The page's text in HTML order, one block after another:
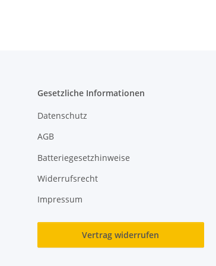
Gesetzliche Informationen
Datenschutz
AGB
Batteriegesetzhinweise
Widerrufsrecht
Impressum
Vertrag widerrufen